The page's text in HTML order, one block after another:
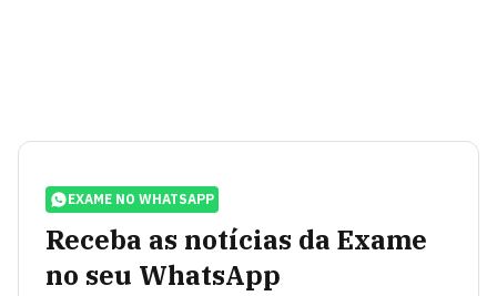
EXAME NO WHATSAPP
Receba as notícias da Exame
no seu WhatsApp